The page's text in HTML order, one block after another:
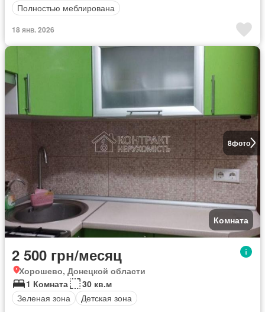
Полностью меблирована
18 янв. 2026
8фото
Комната
2 500 грн/месяц
Хорошево, Донецкой области
1 Комната
30 кв.м
Зеленая зона
Детская зона